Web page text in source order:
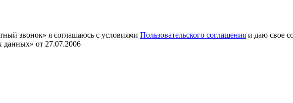
звонок» я соглашаюсь с условиями Пользовательского соглашения и даю свое
от 27.07.2006